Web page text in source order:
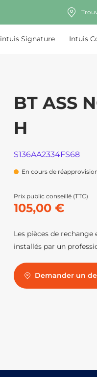
intuis Signature Intuis
BT ASS
H
S136AA2334FS68
En cours de
Prix public conseillé (TTC)
105,00 €
Les pièces de
installés par un
Demander un